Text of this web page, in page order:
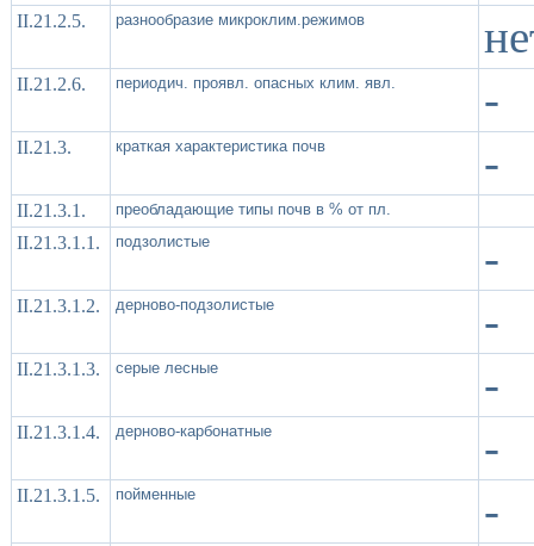
II.21.2.5. разнообразие микроклим.режимов
II.21.2.6. периодич. проявл. опасных клим. явл. -
II.21.3. краткая характеристика почв -
II.21.3.1. преобладающие типы почв в % от пл.
II.21.3.1.1. подзолистые -
II.21.3.1.2. дерново-подзолистые -
II.21.3.1.3. серые лесные -
II.21.3.1.4. дерново-карбонатные -
II.21.3.1.5. пойменные -